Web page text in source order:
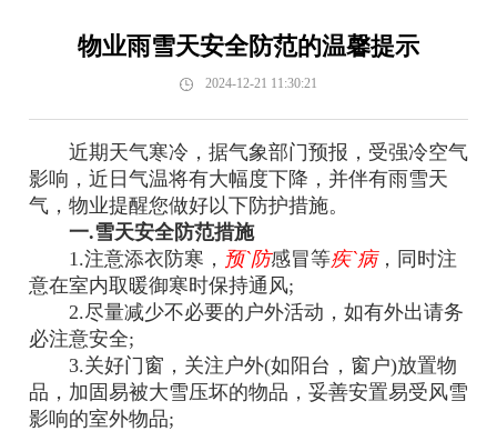
物业雨雪天安全防范的温馨提示
2024-12-21 11:30:21
近期天气寒冷，据气象部门预报，受强冷空气
影响，近日气温将有大幅度下降，并伴有雨雪天
气，物业提醒您做好以下防护措施。
一.雪天安全防范措施
1.注意添衣防寒， 预`防感冒等疾`病，同时注
意在室内取暖御寒时保持通风;
2.尽量减少不必要的户外活动，如有外出请务
必注意安全;
3.关好门窗，关注户外(如阳台，窗户)放置物
品，加固易被大雪压坏的物品，妥善安置易受风雪
影响的室外物品;